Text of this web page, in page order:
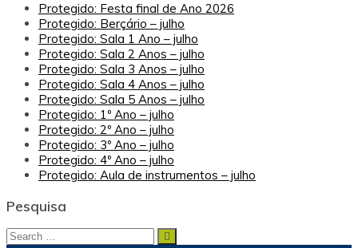
Protegido: Festa final de Ano 2026
Protegido: Berçário – julho
Protegido: Sala 1 Ano – julho
Protegido: Sala 2 Anos – julho
Protegido: Sala 3 Anos – julho
Protegido: Sala 4 Anos – julho
Protegido: Sala 5 Anos – julho
Protegido: 1º Ano – julho
Protegido: 2º Ano – julho
Protegido: 3º Ano – julho
Protegido: 4º Ano – julho
Protegido: Aula de instrumentos – julho
Pesquisa
Search
Search